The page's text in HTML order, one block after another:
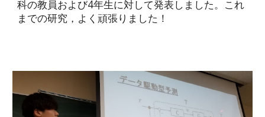
科の教員および4年生に対して発表しました。これ
までの研究，よく頑張りました！